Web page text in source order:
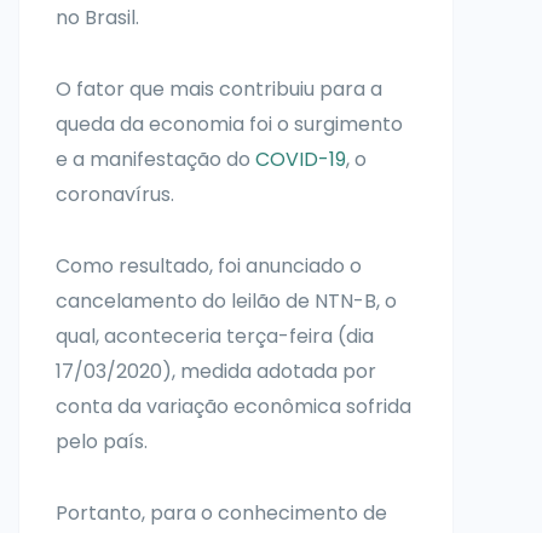
no Brasil.
O fator que mais contribuiu para a
queda da economia foi o surgimento
e a manifestação do COVID-19, o
coronavírus.
Como resultado, foi anunciado o
cancelamento do leilão de NTN-B, o
qual, aconteceria terça-feira (dia
17/03/2020), medida adotada por
conta da variação econômica sofrida
pelo país.
Portanto, para o conhecimento de